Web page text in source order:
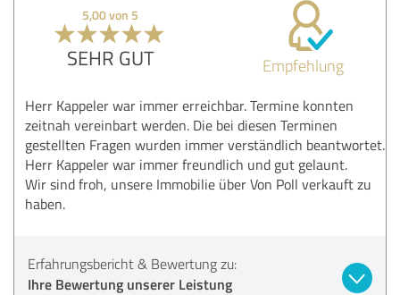
5,00 von 5
SEHR GUT Empfehlung
Herr Kappeler war immer erreichbar. Termine konnten
zeitnah vereinbart werden. Die bei diesen Terminen
gestellten Fragen wurden immer verständlich beantwortet.
Herr Kappeler war immer freundlich und gut gelaunt.
Wir sind froh, unsere Immobilie über Von Poll verkauft zu
haben.
Erfahrungsbericht & Bewertung zu:
Ihre Bewertung unserer Leistung